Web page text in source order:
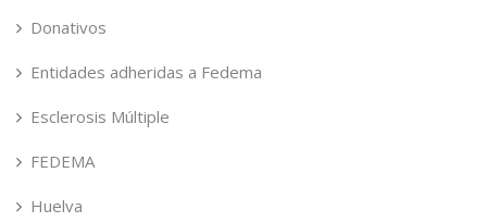
Donativos
Entidades adheridas a Fedema
Esclerosis Múltiple
FEDEMA
Huelva